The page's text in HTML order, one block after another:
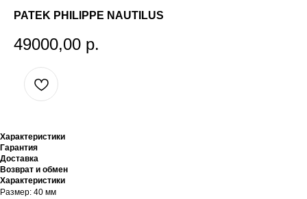
PATEK PHILIPPE NAUTILUS
49000,00 р.
Характеристики
Гарантия
Доставка
Возврат и обмен
Характеристики
Размер: 40 мм